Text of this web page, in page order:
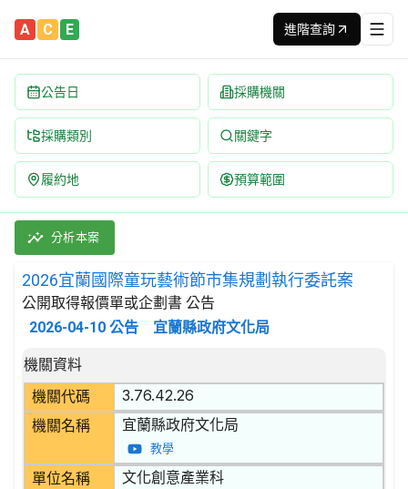
A C E 進階查詢
公告日 採購機關
採購類別 關鍵字
履約地 預算範圍
2026宜蘭國際童玩藝術節市集規劃執行委託案 招標公告 |
採購類別：勞務類 娛樂,文化,體育服務 | 招標方式：公開取
分析本案
2026宜蘭國際童玩藝術節市集規劃執行委託案
公開取得報價單或企劃書 公告
2026-04-10 公告 宜蘭縣政府文化局
招標公告詳細內容
機關資料
機關代碼
3.76.42.26
機關名稱 宜蘭縣政府文化局
教學
單位名稱 文化創意產業科